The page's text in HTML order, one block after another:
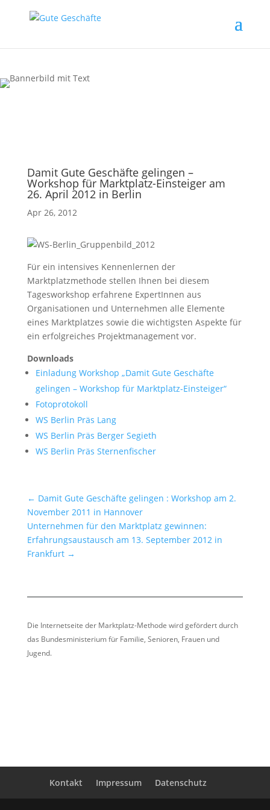
Damit Gute Geschäfte gelingen –
Workshop für Marktplatz-Einsteiger am
26. April 2012 in Berlin
Apr 26, 2012
Für ein intensives Kennenlernen der
Marktplatzmethode stellen Ihnen bei diesem
Tagesworkshop erfahrene ExpertInnen aus
Organisationen und Unternehmen alle Elemente
eines Marktplatzes sowie die wichtigsten Aspekte für
ein erfolgreiches Projektmanagement vor.
Downloads
Einladung Workshop „Damit Gute Geschäfte
gelingen – Workshop für Marktplatz-Einsteiger“
Fotoprotokoll
WS Berlin Präs Lang
WS Berlin Präs Berger Segieth
WS Berlin Präs Sternenfischer
← Damit Gute Geschäfte gelingen : Workshop am 2.
November 2011 in Hannover
Unternehmen für den Marktplatz gewinnen:
Erfahrungsaustausch am 13. September 2012 in
Frankfurt→
Die Internetseite der Marktplatz-Methode wird gefördert durch
das Bundesministerium für Familie, Senioren, Frauen und
Jugend.
Kontakt Impressum Datenschutz